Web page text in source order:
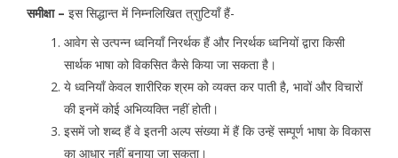
समीक्षा – इस सिद्धान्त में निम्नलिखित त्राुटियाँ हैं-
आवेग से उत्पन्न ध्वनियाँ निरर्थक हैं और निरर्थक ध्वनियों द्वारा किसी
सार्थक भाषा को विकसित कैसे किया जा सकता है।
ये ध्वनियाँ केवल शारीरिक श्रम को व्यक्त कर पाती है, भावों और विचारों
की इनमें कोई अभिव्यक्ति नहीं होती।
इसमें जो शब्द हैं वे इतनी अल्प संख्या में हैं कि उन्हें सम्पूर्ण भाषा के विकास
का आधार नहीं बनाया जा सकता।